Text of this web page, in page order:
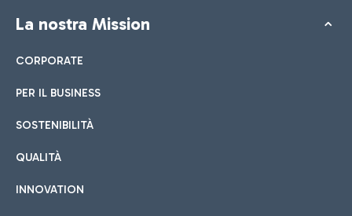
La nostra Mission
CORPORATE
PER IL BUSINESS
SOSTENIBILITÀ
QUALITÀ
INNOVATION